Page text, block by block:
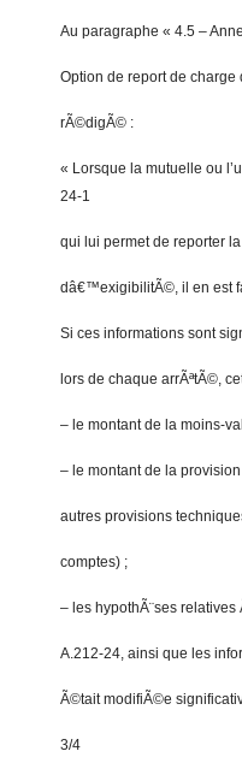
Au paragraphe « 4.5 –
Option de report de
rÃ©digÃ© :
« Lorsque la mutuelle ou
24-1
qui lui permet de reporter
dâ€™exigibilitÃ©, il en est
Si ces informations sont
lors de chaque arrÃªtÃ©,
– le montant de la moins-
– le montant de la
autres provisions
comptes) ;
– les hypothÃ¨ses
A.212-24, ainsi que les
Ã©tait modifiÃ©e
3/4